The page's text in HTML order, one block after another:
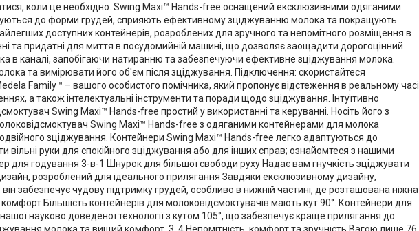
коли це необхідно. Swing Maxi™ Hands-free оснащений ексклюзивними одяганими
до форми грудей, сприяють ефективному зціджуванню молока та покращують
доступних контейнерів, розроблених для зручного та непомітного розміщення в
та придатні для миття в посудомийній машині, що дозволяє заощадити дорогоцінний
в каналі, запобігаючи натиранню та забезпечуючи ефективне зціджування молока.
та вимірювати його об'єм після зціджування. Підключення: скористайтеся
Family™ – вашого особистого помічника, який пропонує відстеження в реальному часі
а також інтелектуальні інструменти та поради щодо зціджування. Інтуїтивно
Swing Maxi™ Hands-free простий у використанні та керуванні. Носіть його з
Swing Maxi™ Hands-free з одяганими контейнерами для молока
зціджування. Контейнери Swing Maxi™ Hands-free легко адаптуються до
руки для спокійного зціджування або для інших справ; ознайомтеся з нашими
годування 3-в-1 Шнурок для більшої свободи руху Надає вам гнучкість зціджувати
розроблений для ідеального прилягання Завдяки ексклюзивному дизайну,
забезпечує чудову підтримку грудей, особливо в нижній частині, де розташована ніжна
Більшість контейнерів для молоковідсмоктувачів мають кут 90°. Контейнери для
науково доведеної технології з кутом 105°, що забезпечує краще прилягання до
молока та вищий комфорт. 3, 4 Непомітність, комфорт та зручність Вагою лише 76